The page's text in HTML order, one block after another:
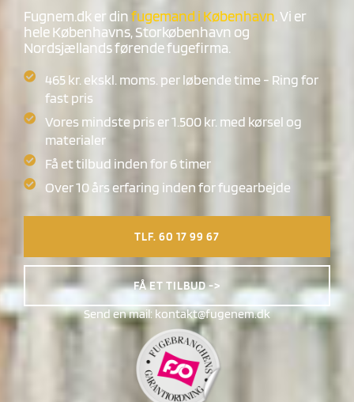
Fugnem.dk er dinfugemand i København. Vi er
hele Københavns, Storkøbenhavn og
Nordsjællands førende fugefirma.
465 kr. ekskl. moms. per løbende time - Ring for
fast pris
Vores mindste pris er 1.500 kr. med kørsel og
materialer
Få et tilbud inden for 6 timer
Over 10 års erfaring inden for fugearbejde
TLF. 60 17 99 67
FÅ ET TILBUD ->
Send en mail: kontakt@fugenem.dk